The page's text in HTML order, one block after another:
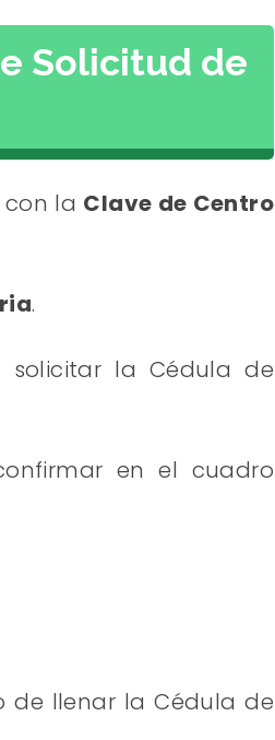
Solicitud de
con la Clave de Centro
.
solicitar la Cédula de
en el cuadro
de llenar la Cédula de